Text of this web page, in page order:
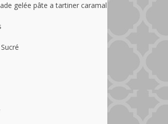
gelée pâte a tartiner caramal